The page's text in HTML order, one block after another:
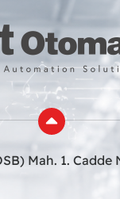
Mah. 1. Cadde